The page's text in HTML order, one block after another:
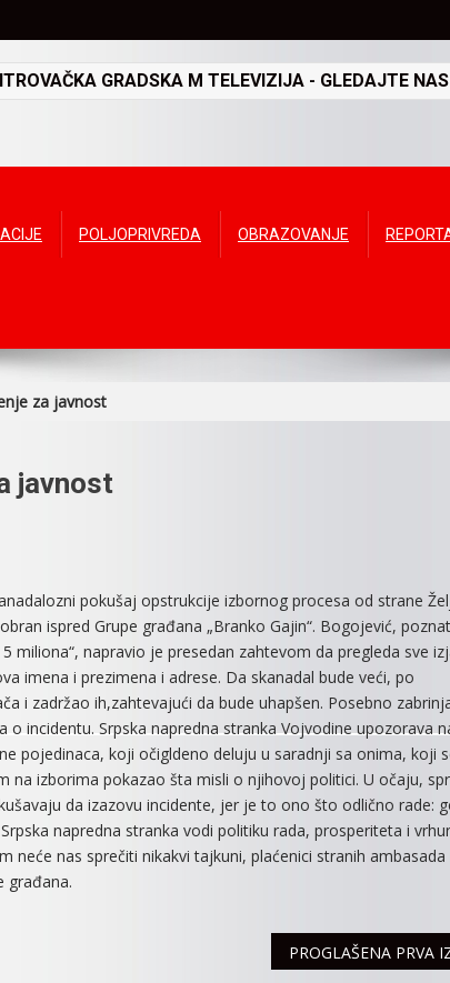
GRADSKA M TELEVIZIJA - GLEDAJTE
POLJOPRIVREDA OBRAZOVANJE
za javnost
javnost
Za
pokušaj opstrukcije izbornog procesa od strane
ispred Grupe građana „Branko Gajin“. Bogojević,
miliona“, napravio je presedan zahtevom da pregleda sve
imena i prezimena i adrese. Da skanadal bude veći, po
i zadržao ih,zahtevajući da bude uhapšen. Posebno
incidentu. Srpska napredna stranka Vojvodine upozorava
pojedinaca, koji očigldeno deluju u saradnji sa onima, koji
na izborima pokazao šta misli o njihovoj politici. U očaju,
da izazovu incidente, jer je to ono što odlično rade:
napredna stranka vodi politiku rada, prosperiteta i
nas sprečiti nikakvi tajkuni, plaćenici stranih ambasada
građana.